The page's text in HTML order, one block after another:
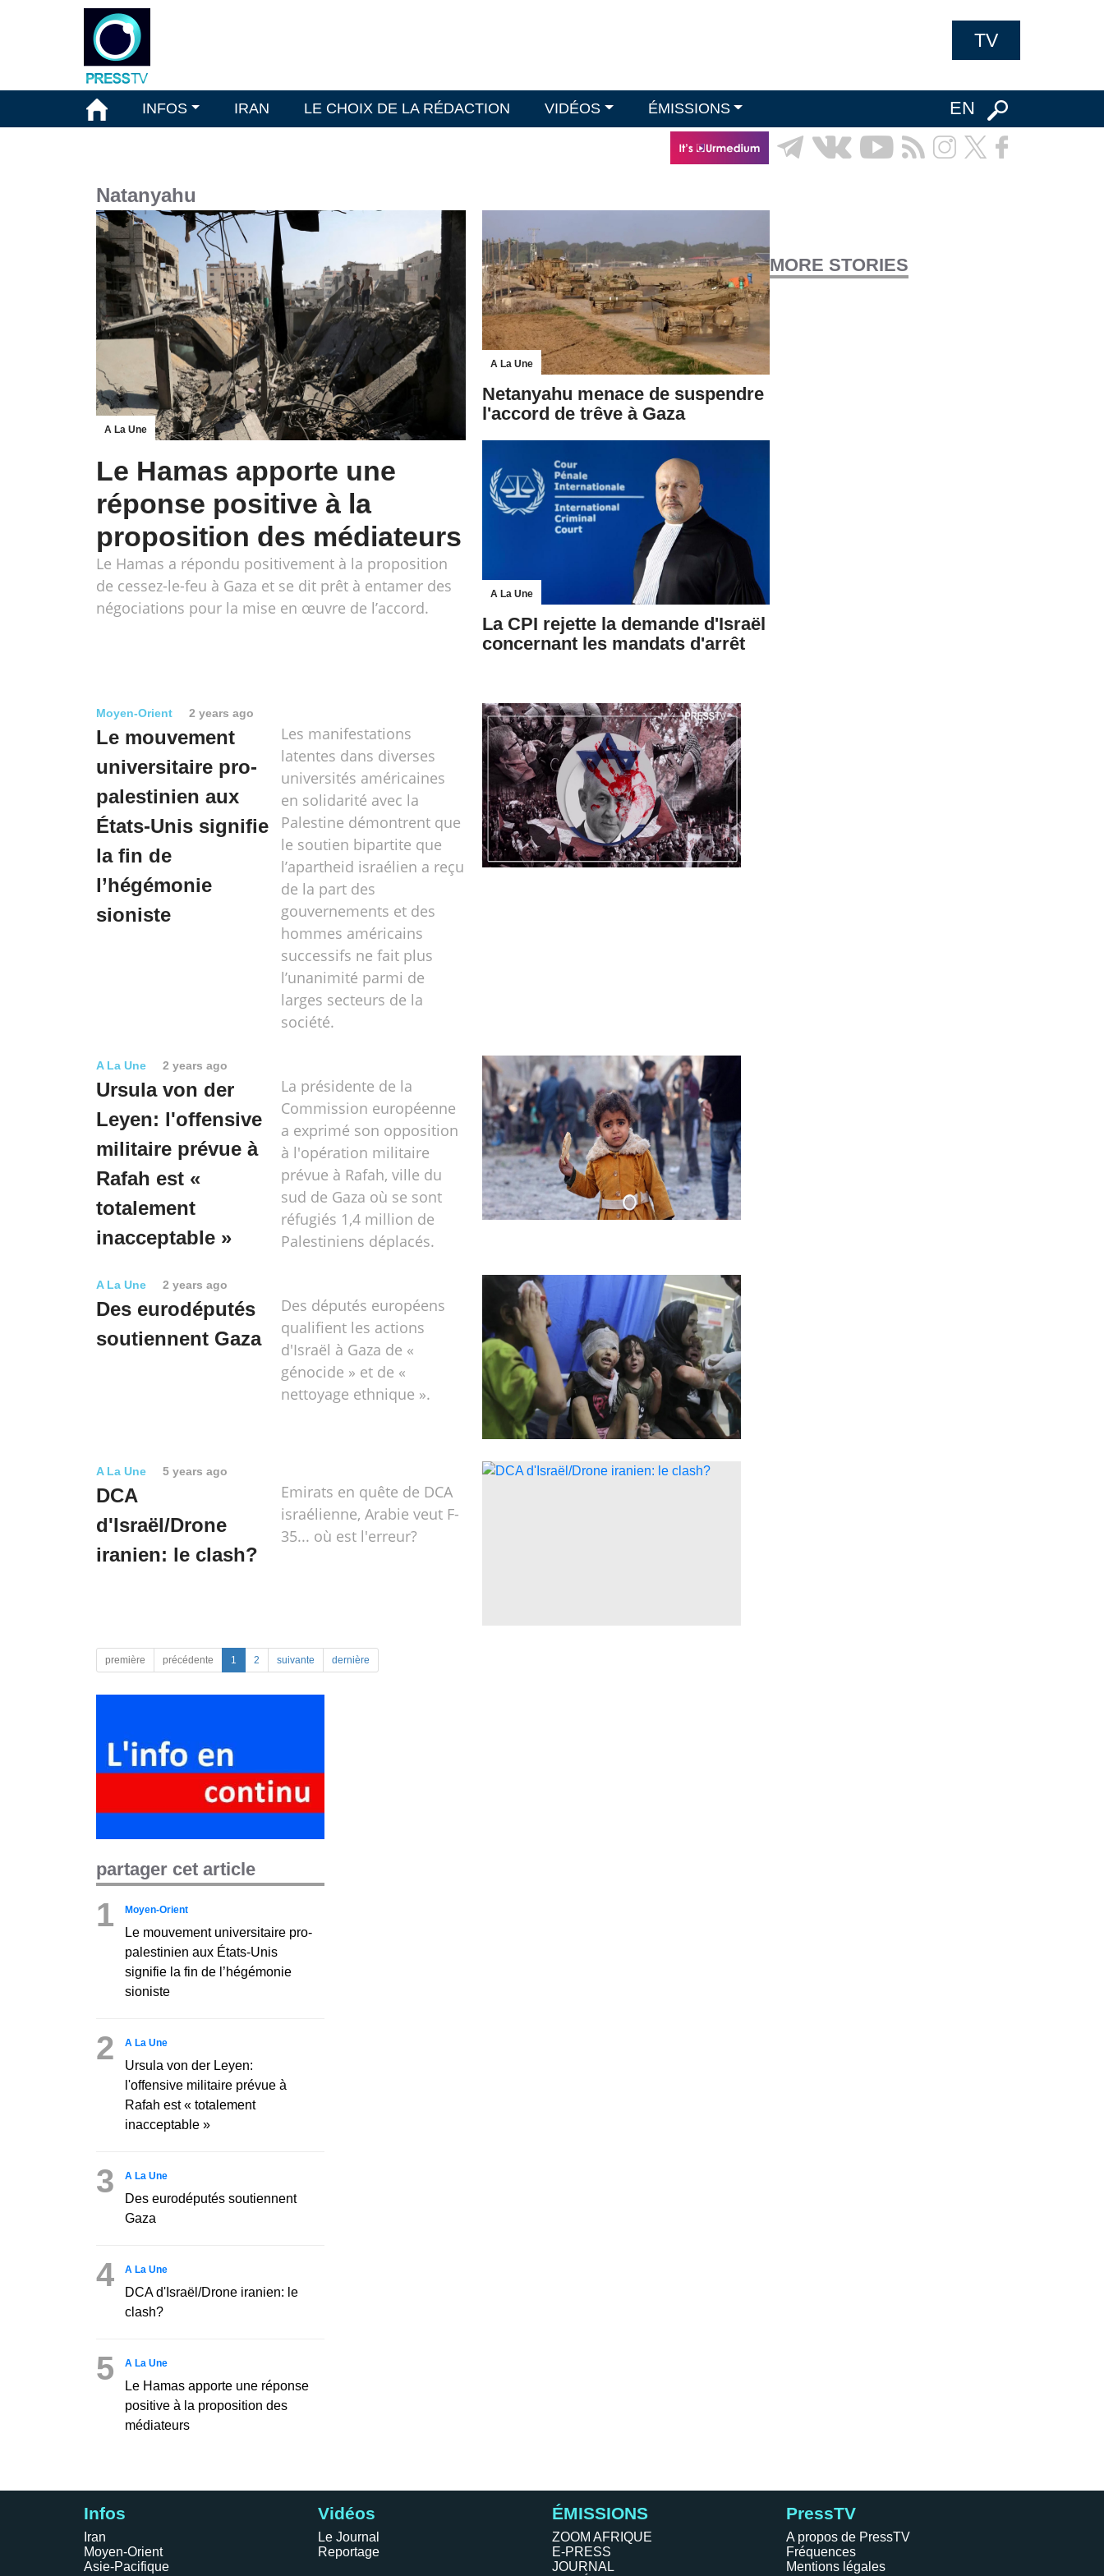
TV
INFOS IRAN LE CHOIX DE LA RÉDACTION VIDÉOS ÉMISSIONS EN
Natanyahu
A La Une
Le Hamas apporte une
réponse positive à la
proposition des médiateurs
Le Hamas a répondu positivement à la proposition
de cessez-le-feu à Gaza et se dit prêt à entamer des
négociations pour la mise en œuvre de l’accord.
A La Une
Netanyahu menace de suspendre
l'accord de trêve à Gaza
A La Une
La CPI rejette la demande d'Israël
concernant les mandats d'arrêt
MORE STORIES
Moyen-Orient 2 years ago
Le mouvement
universitaire pro-
palestinien aux
États-Unis signifie
la fin de
l’hégémonie
sioniste
Les manifestations
latentes dans diverses
universités américaines
en solidarité avec la
Palestine démontrent que
le soutien bipartite que
l’apartheid israélien a reçu
de la part des
gouvernements et des
hommes américains
successifs ne fait plus
l’unanimité parmi de
larges secteurs de la
société.
A La Une 2 years ago
Ursula von der
Leyen: l'offensive
militaire prévue à
Rafah est «
totalement
inacceptable »
La présidente de la
Commission européenne
a exprimé son opposition
à l'opération militaire
prévue à Rafah, ville du
sud de Gaza où se sont
réfugiés 1,4 million de
Palestiniens déplacés.
A La Une 2 years ago
Des eurodéputés
soutiennent Gaza
Des députés européens
qualifient les actions
d'Israël à Gaza de «
génocide » et de «
nettoyage ethnique ».
A La Une 5 years ago
DCA
d'Israël/Drone
iranien: le clash?
Emirats en quête de DCA
israélienne, Arabie veut F-
35... où est l'erreur?
première précédente 1 2 suivante dernière
partager cet article
1 Moyen-Orient
Le mouvement universitaire pro-
palestinien aux États-Unis
signifie la fin de l’hégémonie
sioniste
2 A La Une
Ursula von der Leyen:
l'offensive militaire prévue à
Rafah est « totalement
inacceptable »
3 A La Une
Des eurodéputés soutiennent
Gaza
4 A La Une
DCA d'Israël/Drone iranien: le
clash?
5 A La Une
Le Hamas apporte une réponse
positive à la proposition des
médiateurs
Infos
Iran
Moyen-Orient
Asie-Pacifique
Vidéos
Le Journal
Reportage
ÉMISSIONS
ZOOM AFRIQUE
E-PRESS
JOURNAL
PressTV
A propos de PressTV
Fréquences
Mentions légales